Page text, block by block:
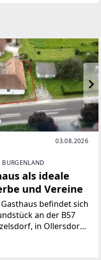
03.08.2026
als ideale
und Vereine
befindet sich
an der B57
in Ollersdorf
durch seine